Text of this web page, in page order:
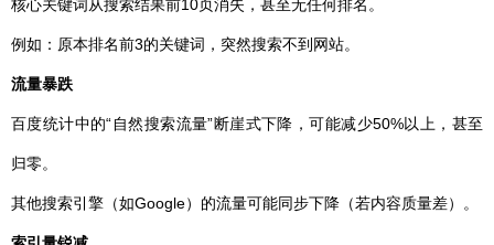
核心关键词从搜索结果前10页消失，甚至无任何排名。
例如：原本排名前3的关键词，突然搜索不到网站。
流量暴跌
百度统计中的“自然搜索流量”断崖式下降，可能减少50%以上，甚至
归零。
其他搜索引擎（如Google）的流量可能同步下降（若内容质量差）。